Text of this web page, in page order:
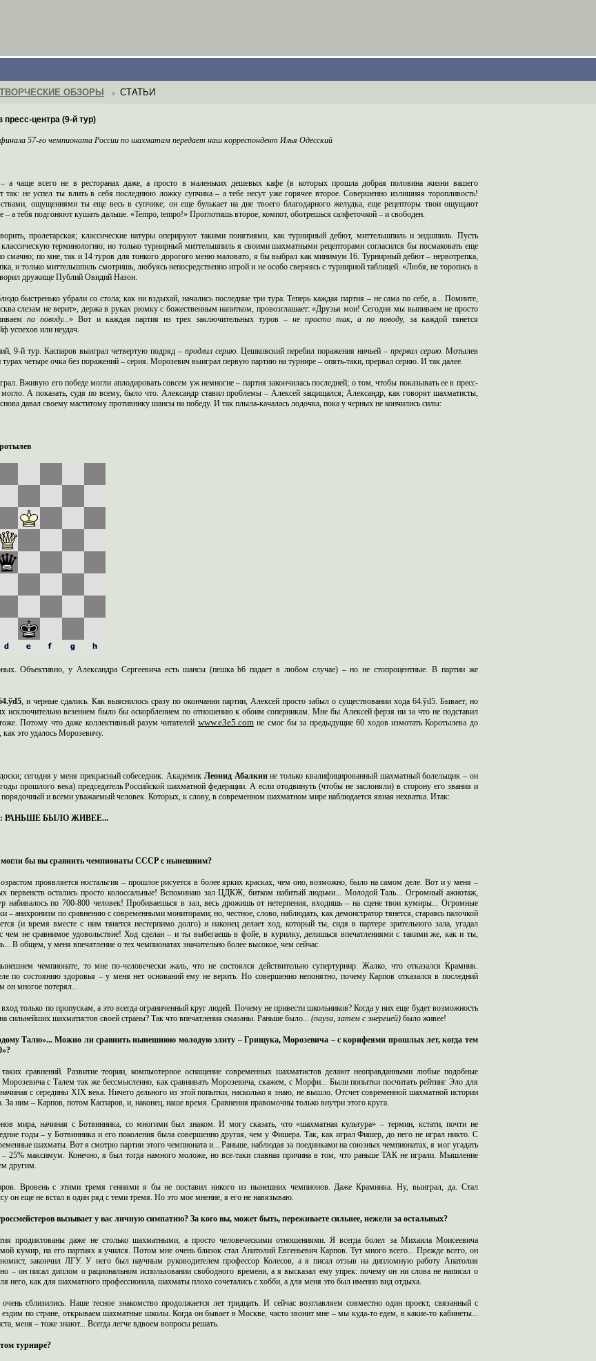
ТВОРЧЕСКИЕ ОБЗОРЫ СТАТЬИ
пресс-центра (9-й тур)
57-го чемпионата России по шахматам передает наш корреспондент Илья Одесский
а чаще всего не в ресторанах даже, а просто в маленьких дешевых кафе (в которых прошла добрая половина жизни вашего
так: не успел ты влить в себя последнюю ложку супчика – а тебе несут уже горячее второе. Совершенно излишняя торопливость!
ощущениями ты еще весь в супчике; он еще булькает на дне твоего благодарного желудка, еще рецепторы твои ощущают
– а тебя подгоняют кушать дальше. «Tempo, tempo!» Проглотишь второе, компот, оботрешься салфеточкой – и свободен.
пролетарская; классические натуры оперируют такими понятиями, как турнирный дебют, миттельшпиль и эндшпиль. Пусть
терминологию; но только турнирный миттельшпиль я своими шахматными рецепторами согласился бы посмаковать еще
смачно; по мне, так и 14 туров для тонкого дорогого меню маловато, я бы выбрал как минимум 16. Турнирный дебют – нервотрепка,
и только миттельшпиль смотришь, любуясь непосредственно игрой и не особо сверяясь с турнирной таблицей. «Любя, не торопись в
дружище Публий Овидий Назон.
быстренько убрали со стола; как ни вздыхай, начались последние три тура. Теперь каждая партия – не сама по себе, а... Помните,
слезам не верит», держа в руках рюмку с божественным напитком, провозглашает: «Друзья мои! Сегодня мы выпиваем не просто
по поводу...» Вот и каждая партия из трех заключительных туров –не просто так, а по поводу, за каждой тянется
успехов или неудач.
9-й тур. Каспаров выиграл четвертую подряд – продлил серию. Цешковский перебил поражения ничьей – прервал серию. Мотылев
турах четыре очка без поражений – серия. Морозевич выиграл первую партию на турнире – опять-таки, прервал серию. И так далее.
Вживую его победе могли аплодировать совсем уж немногие – партия закончилась последней; о том, чтобы показывать ее в пресс-
А показать, судя по всему, было что. Александр ставил проблемы – Алексей защищался; Александр, как говорят шахматисты,
давал своему маститому противнику шансы на победу. И так плыла-качалась лодочка, пока у черных не кончились силы:
Объективно, у Александра Сергеевича есть шансы (пешка b6 падает в любом случае) – но не стопроцентные. В партии же
, и черные сдались. Как выяснилось сразу по окончании партии, Алексей просто забыл о существовании хода 64.ўd5. Бывает; но
исключительно везением было бы оскорблением по отношению к обоим соперникам. Мне бы Алексей ферзя ни за что не подставил
Потому что даже коллективный разум читателей www.e3e5.comне смог бы за предыдущие 60 ходов измотать Коротылева до
это удалось Морозевичу.
сегодня у меня прекрасный собеседник. Академик Леонид Абалкинне только квалифицированный шахматный болельщик – он
прошлого века) председатель Российской шахматной федерации. А если отодвинуть (чтобы не заслоняли) в сторону его звания и
порядочный и всеми уважаемый человек. Которых, к слову, в современном шахматном мире наблюдается явная нехватка. Итак:
РАНЬШЕ БЫЛО ЖИВЕЕ...
могли бы вы сравнить чемпионаты СССР с нынешним?
проявляется ностальгия – прошлое рисуется в более ярких красках, чем оно, возможно, было на самом деле. Вот и у меня –
первенств остались просто колоссальные! Вспоминаю зал ЦДКЖ, битком набитый людьми... Молодой Таль... Огромный ажиотаж,
набивалось по 700-800 человек! Пробиваешься в зал, весь дрожишь от нетерпения, входишь – на сцене твои кумиры... Огромные
– анахронизм по сравнению с современными мониторами; но, честное, слово, наблюдать, как демонстратор тянется, стараясь палочкой
(и время вместе с ним тянется нестерпимо долго) и наконец делает ход, который ты, сидя в партере зрительного зала, угадал
чем не сравнимое удовольствие! Ход сделан – и ты выбегаешь в фойе, в курилку, делишься впечатлениями с такими же, как и ты,
В общем, у меня впечатление о тех чемпионатах значительно более высокое, чем сейчас.
чемпионате, то мне по-человечески жаль, что не состоялся действительно супертурнир. Жалко, что отказался Крамник.
по состоянию здоровья – у меня нет оснований ему не верить. Но совершенно непонятно, почему Карпов отказался в последний
он многое потерял...
только по пропускам, а это всегда ограниченный круг людей. Почему не привести школьников? Когда у них еще будет возможность
сильнейших шахматистов своей страны? Так что впечатления смазаны. Раньше было... (пауза, затем с энергией) было живее!
Талю»... Можно ли сравнить нынешнюю молодую элиту – Грищука, Морозевича – с корифеями прошлых лет, когда тем
сравнений. Развитие теории, компьютерное оснащение современных шахматистов делают неоправданными любые подобные
Морозевича с Талем так же бессмысленно, как сравнивать Морозевича, скажем, с Морфи... Были попытки посчитать рейтинг Эло для
с середины XIX века. Ничего дельного из этой попытки, насколько я знаю, не вышло. Отсчет современной шахматной истории
За ним – Карпов, потом Каспаров, и, наконец, наше время. Сравнения правомочны только внутри этого круга.
мира, начиная с Ботвинника, со многими был знаком. И могу сказать, что «шахматная культура» – термин, кстати, почти не
годы – у Ботвинника и его поколения была совершенно другая, чем у Фишера. Так, как играл Фишер, до него не играл никто. С
шахматы. Вот я смотрю партии этого чемпионата и... Раньше, наблюдая за поединками на союзных чемпионатах, я мог угадать
25% максимум. Конечно, я был тогда намного моложе, но все-таки главная причина в том, что раньше ТАК не играли. Мышление
другим.
Вровень с этими тремя гениями я бы не поставил никого из нынешних чемпионов. Даже Крамника. Ну, выиграл, да. Стал
он еще не встал в один ряд с теми тремя. Но это мое мнение, я его не навязываю.
вызывает у вас личную симпатию? За кого вы, может быть, переживаете сильнее, нежели за остальных?
продиктованы даже не столько шахматными, а просто человеческими отношениями. Я всегда болел за Михаила Моисеевича
кумир, на его партиях я учился. Потом мне очень близок стал Анатолий Евгеньевич Карпов. Тут много всего... Прежде всего, он
закончил ЛГУ. У него был научным руководителем профессор Колесов, а я писал отзыв на дипломную работу Анатолия
– он писал диплом о рациональном использовании свободного времени, а я высказал ему упрек: почему он ни слова не написал о
него, как для шахматного профессионала, шахматы плохо сочетались с хобби, а для меня это был именно вид отдыха.
сблизились. Наше тесное знакомство продолжается лет тридцать. И сейчас возглавляем совместно один проект, связанный с
по стране, открываем шахматные школы. Когда он бывает в Москве, часто звонит мне – мы куда-то едем, в какие-то кабинеты...
меня – тоже знают... Всегда легче вдвоем вопросы решать.
турнире?